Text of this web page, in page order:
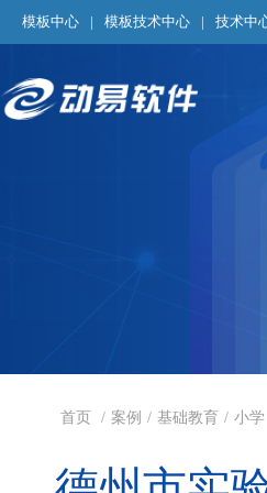
模板中心 | 模板技术中心 | 技术中
首页 / 案例 / 基础教育 / 小学